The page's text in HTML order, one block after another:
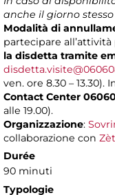
anche il giorno
Modalità di
partecipare
la disdetta tramite
ven. ore 8.30 –
Contact Center
alle 19.00).
Organizzazione:
collaborazione con
Durée
90 minuti
Typologie